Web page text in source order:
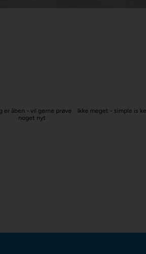
er åben - vil gerne prøve
noget nyt
Ikke meget - simple is